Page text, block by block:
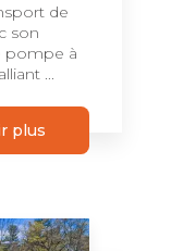
de
son
pompe à
...
plus